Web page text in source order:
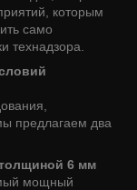
которым
само
технадзора.
предлагаем два
6 мм
мощный